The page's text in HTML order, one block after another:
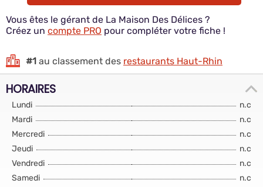
Vous êtes le gérant de La Maison Des Délices ?
Créez un compte PRO pour compléter votre fiche !
#1 au classement des restaurants Haut-Rhin
HORAIRES
Lundi
n.c
Mardi
n.c
Mercredi
n.c
Jeudi
n.c
Vendredi
n.c
Samedi
n.c